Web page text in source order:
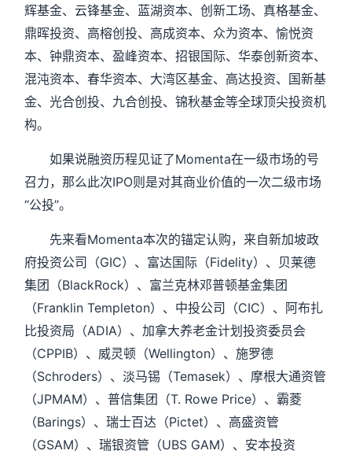
辉基金、云锋基金、蓝湖资本、创新工场、真格基金、
鼎晖投资、高榕创投、高成资本、众为资本、愉悦资
本、钟鼎资本、盈峰资本、招银国际、华泰创新资本、
混沌资本、春华资本、大湾区基金、高达投资、国新基
金、光合创投、九合创投、锦秋基金等全球顶尖投资机
构。
如果说融资历程见证了Momenta在一级市场的号
召力，那么此次IPO则是对其商业价值的一次二级市场
“公投”。
先来看Momenta本次的锚定认购，来自新加坡政
府投资公司（GIC）、富达国际（Fidelity）、贝莱德
集团（BlackRock）、富兰克林邓普顿基金集团
（Franklin Templeton）、中投公司（CIC）、阿布扎
比投资局（ADIA）、加拿大养老金计划投资委员会
（CPPIB）、威灵顿（Wellington）、施罗德
（Schroders）、淡马锡（Temasek）、摩根大通资管
（JPMAM）、普信集团（T. Rowe Price）、霸菱
（Barings）、瑞士百达（Pictet）、高盛资管
（GSAM）、瑞银资管（UBS GAM）、安本投资